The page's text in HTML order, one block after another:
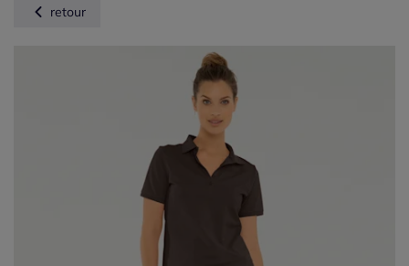
retour